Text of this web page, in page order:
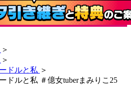
＞
＞
ドルと私 ＞
ドルと私 ＃億女tuberまみりこ25